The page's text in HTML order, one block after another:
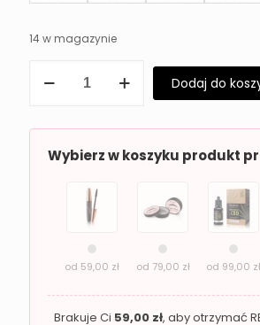
14 w magazynie
Lakier
lampy
Revers
Dodaj do
Wybierz w koszyku produkt
od 59,00 zł od 79,00 zł od 99,00 zł
Brakuje Ci 59,00 zł, aby otrzymać